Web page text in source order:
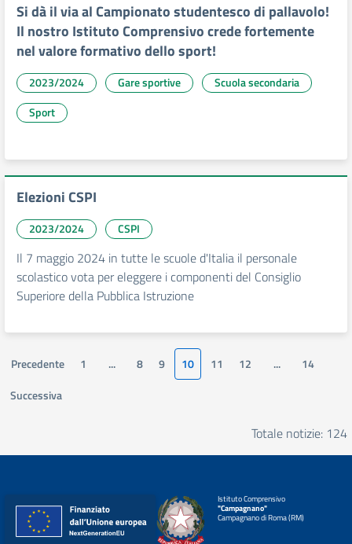
Si dà il via al Campionato studentesco di pallavolo!
Il nostro Istituto Comprensivo crede fortemente
nel valore formativo dello sport!
2023/2024 Gare sportive
Scuola secondaria
Sport
Elezioni CSPI
2023/2024 CSPI
Il 7 maggio 2024 in tutte le scuole d'Italia il personale
scolastico vota per eleggere i componenti del Consiglio
Superiore della Pubblica Istruzione
Precedente 1 ... 8 9 10 11 12 ...
14
Successiva
Totale notizie: 124
Istituto Comprensivo
"Campagnano"
Campagnano di Roma (RM)